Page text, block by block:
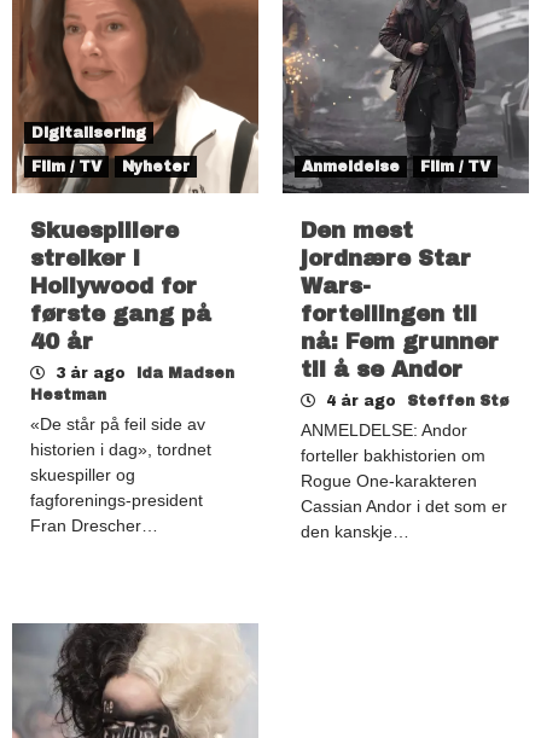
Digitalisering
Film / TV
Nyheter
Skuespillere
streiker i
Hollywood for
første gang på
40 år
3 år ago
Ida Madsen
Hestman
«De står på feil side av
historien i dag», tordnet
skuespiller og
fagforenings-president
Fran Drescher…
Anmeldelse Film / TV
Den mest
jordnære Star
Wars-
fortellingen til
nå: Fem grunner
til å se Andor
4 år ago Steffen Stø
ANMELDELSE: Andor
forteller bakhistorien om
Rogue One-karakteren
Cassian Andor i det som er
den kanskje…